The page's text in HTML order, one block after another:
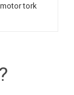
tork